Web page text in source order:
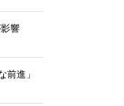
響
前進」